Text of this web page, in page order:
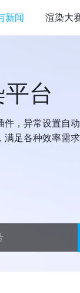
新闻 渲染大
台
件，异常设置自
满足各种效率需求